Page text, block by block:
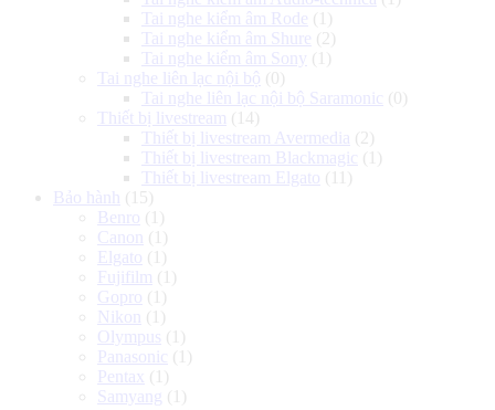
Tai nghe kiểm âm Rode (1)
Tai nghe kiểm âm Shure (2)
Tai nghe kiểm âm Sony (1)
Tai nghe liên lạc nội bộ (0)
Tai nghe liên lạc nội bộ Saramonic (0)
Thiết bị livestream (14)
Thiết bị livestream Avermedia (2)
Thiết bị livestream Blackmagic (1)
Thiết bị livestream Elgato (11)
Bảo hành
(15)
Benro (1)
Canon
(1)
Elgato (1)
Fujifilm (1)
Gopro (1)
Nikon
(1)
Olympus (1)
Panasonic (1)
Pentax (1)
Samyang (1)